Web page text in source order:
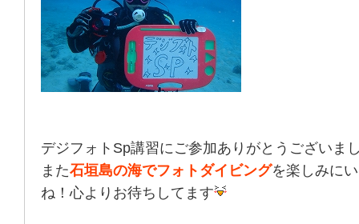
デジフォトSp講習にご参加ありがとうございま
また石垣島の海でフォトダイビングを楽しみに
ね！心よりお待ちしてます